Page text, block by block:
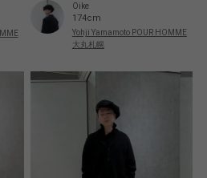
Oike
174cm
Yohji Yamamoto POUR HOMME
大丸札幌